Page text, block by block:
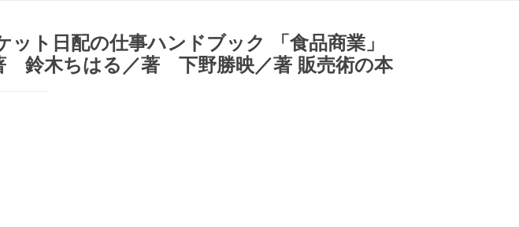
ト日配の仕事ハンドブック 「食品商業」
鈴木ちはる／著 下野勝映／著 販売術の本